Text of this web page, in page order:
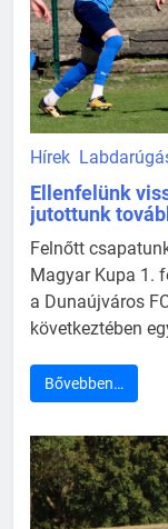
Hírek
Ellenfelünk
jutottunk
Felnőtt
Magyar Kupa 1.
a Dunaújváros
következtében
Bővebben…